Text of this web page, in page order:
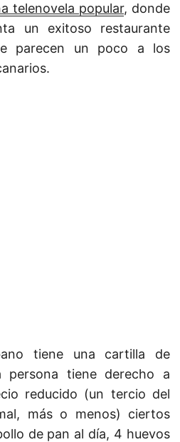
telenovela popular, donde
un exitoso restaurante
parecen un poco a los
tiene una cartilla de
persona tiene derecho a
reducido (un tercio del
más o menos) ciertos
de pan al día, 4 huevos